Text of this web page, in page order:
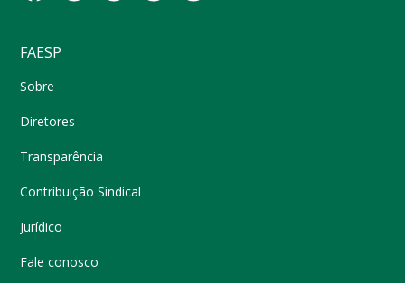
FAESP
Sobre
Diretores
Transparência
Contribuição Sindical
Jurídico
Fale conosco